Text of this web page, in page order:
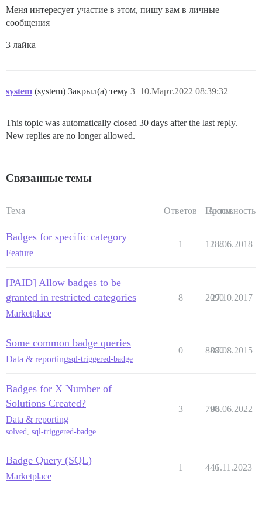
Меня интересует участие в этом, пишу вам в личные
сообщения
3 лайка
system (system) Закрыл(а) тему 10.Март.2022 08:39:32
3
This topic was automatically closed 30 days after the last reply.
New replies are no longer allowed.
Связанные темы
Тема Ответов Просм.
Активность
Badges for specific category
Feature
1 1288
13.06.2018
[PAID] Allow badges to be
granted in restricted categories
Marketplace
8 2090
27.10.2017
Some common badge queries
Data & reportingsql-triggered-badge
0 8880
07.08.2015
Badges for X Number of
Solutions Created?
Data & reporting
solved sql-triggered-badge
3 798
06.06.2022
Badge Query (SQL)
Marketplace
1 446
11.11.2023